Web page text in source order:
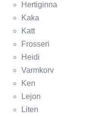
Hertiginna
Kaka
Katt
Frosseri
Heidi
Varmkorv
Ken
Lejon
Liten